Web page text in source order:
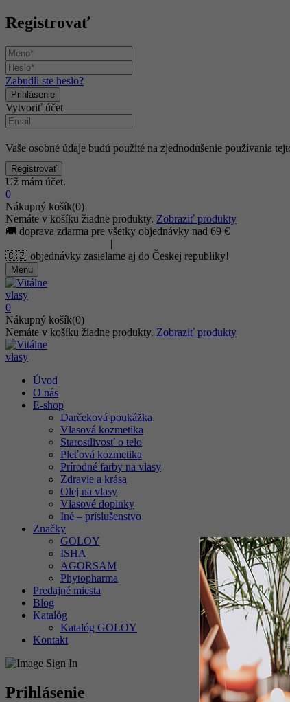
Registrovať
Zabudli ste heslo?
Vytvoriť účet
Vaše osobné údaje budú použité na zjednodušenie používania
Už mám účet.
0
Nákupný košík(0)
Nemáte v košíku žiadne produkty. Zobraziť produkty
🚚 doprava zdarma pre všetky objednávky nad 69 €
|
🇨🇿 objednávky zasielame aj do Českej republiky!
Menu
0
Nákupný košík(0)
Nemáte v košíku žiadne produkty. Zobraziť produkty
Úvod
O nás
E-shop
Darčeková poukážka
Vlasová kozmetika
Starostlivosť o telo
Pleťová kozmetika
Prírodné farby na vlasy
Zdravie a krása
Olej na vlasy
Vlasové doplnky
Iné – príslušenstvo
Značky
GOLOY
ISHA
AGORSAM
Phytopharma
Predajné miesta
Blog
Katalóg
Katalóg GOLOY
Kontakt
Prihlásenie